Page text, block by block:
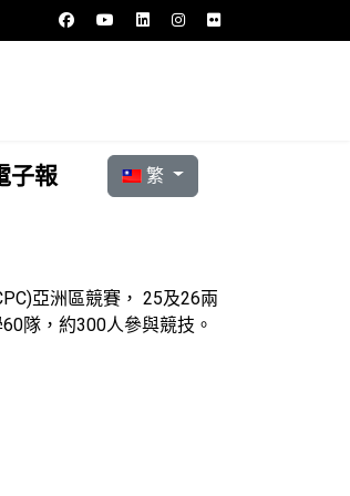
子報 選擇你的語言
繁
亞洲區競賽， 25及26兩
隊，約300人參與競技。